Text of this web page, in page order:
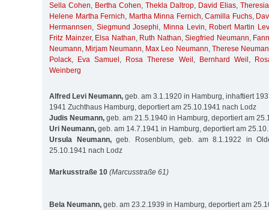
Sella Cohen, Bertha Cohen, Thekla Daltrop, David Elias,
Helene Martha Fernich, Martha Minna Fernich, Camilla Fuchs,
Hermannsen, Siegmund Josephi, Minna Levin, Robert Martin
Fritz Mainzer, Elsa Nathan, Ruth Nathan, Siegfried Neumann,
Neumann, Mirjam Neumann, Max Leo Neumann, Therese
Polack, Eva Samuel , Rosa Therese Weil , Bernhard Weil ,
Weinberg
Alfred Levi Neumann, geb. am 3.1.1920 in Hamburg, inhaftiert
1941 Zuchthaus Hamburg, deportiert am 25.10.1941 nach Lodz
Judis Neumann, geb. am 21.5.1940 in Hamburg, deportiert am
Uri Neumann, geb. am 14.7.1941 in Hamburg, deportiert am
Ursula Neumann,geb. Rosenblum, geb. am 8.1.1922 in
25.10.1941 nach Lodz
Markusstraße 10 (Marcusstraße 61)
Bela Neumann, geb. am 23.2.1939 in Hamburg, deportiert am